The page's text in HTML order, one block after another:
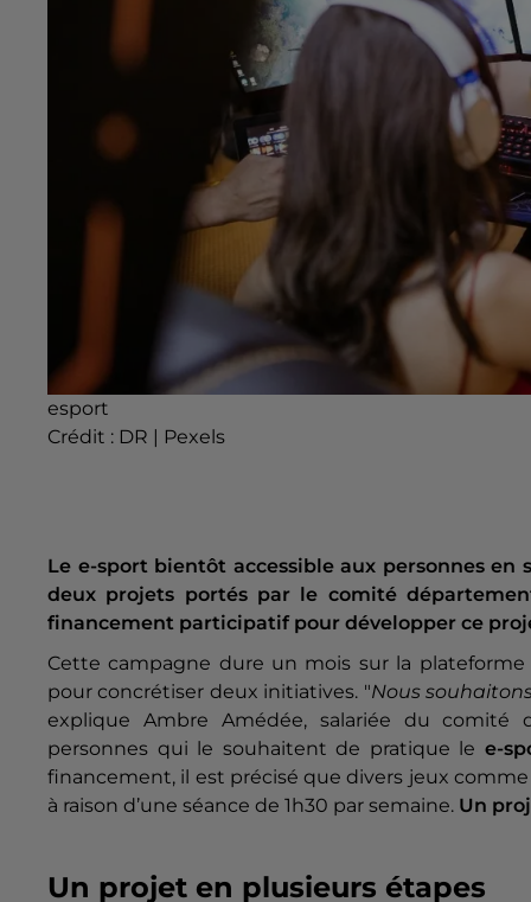
esport
Crédit : DR | Pexels
Le e-sport bientôt accessible aux personnes en
deux projets portés par le comité
financement participatif pour développer ce
Cette campagne dure un mois sur la plateforme
pour concrétiser deux initiatives. "Nous
explique Ambre Amédée, salariée du comité
personnes qui le souhaitent de pratique le e-
financement, il est précisé que divers jeux
à raison d’une séance de 1h30 par semaine. Un
Un projet en plusieurs étapes